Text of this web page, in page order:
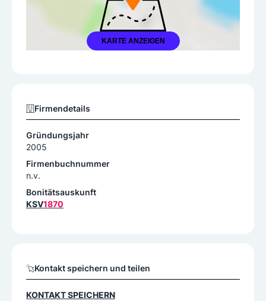
KARTE ANZEIGEN
Firmendetails
Gründungsjahr
2005
Firmenbuchnummer
n.v.
Bonitätsauskunft
KSV1870
Kontakt speichern und teilen
KONTAKT SPEICHERN